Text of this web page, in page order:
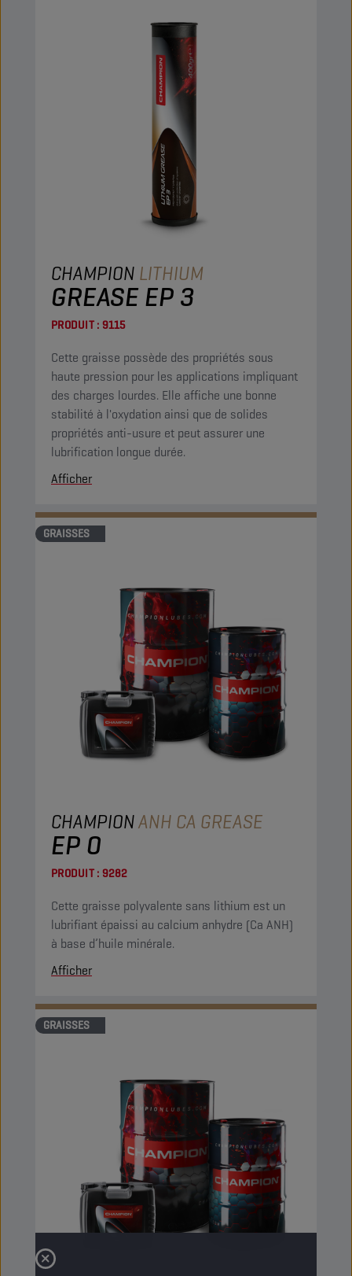
CHAMPION LITHIUM
GREASE EP 3
PRODUIT : 9115
Cette graisse possède des propriétés sous
haute pression pour les applications impliquant
des charges lourdes. Elle affiche une bonne
stabilité à l'oxydation ainsi que de solides
propriétés anti-usure et peut assurer une
lubrification longue durée.
Afficher
GRAISSES
CHAMPIONANH CA GREASE
EP 0
PRODUIT : 9282
Cette graisse polyvalente sans lithium est un
lubrifiant épaissi au calcium anhydre (Ca ANH)
à base d’huile minérale.
Afficher
GRAISSES